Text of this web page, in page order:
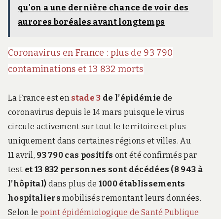
qu'on a une dernière chance de voir des
aurores boréales avant longtemps
Coronavirus en France : plus de 93 790
contaminations et 13 832 morts
La France est en stade 3 de l’épidémie de
coronavirus depuis le 14 mars puisque le virus
circule activement sur tout le territoire et plus
uniquement dans certaines régions et villes. Au
11 avril, 93 790 cas positifs ont été confirmés par
test et 13 832 personnes sont décédées (8 943 à
l’hôpital) dans plus de 1000 établissements
hospitaliersmobilisés remontant leurs données.
Selon le point épidémiologique de Santé Publique